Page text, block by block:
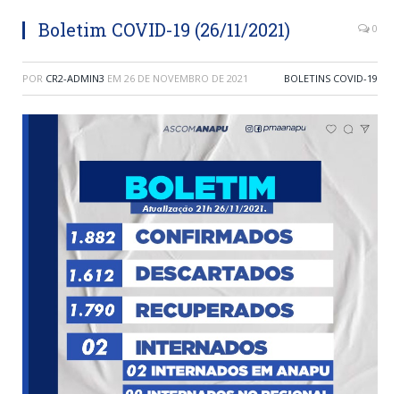
Boletim COVID-19 (26/11/2021) 0
POR CR2-ADMIN3 EM 26 DE NOVEMBRO DE 2021 BOLETINS COVID-19